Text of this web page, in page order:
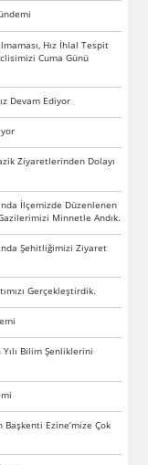
Hız İhlal Tespit
Cuma Günü
Devam Ediyor
Ziyaretlerinden Dolayı
İlçemizde Düzenlenen
Minnetle Andık.
Şehitliğimizi Ziyaret
Gerçekleştirdik.
Bilim Şenliklerini
Başkenti Ezine’mize Çok